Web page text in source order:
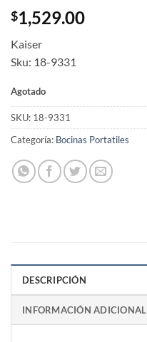
$1,529.00
Kaiser
Sku: 18-9331
Agotado
SKU: 18-9331
Categoría: Bocinas Portatiles
DESCRIPCIÓN
INFORMACIÓN ADICIONAL